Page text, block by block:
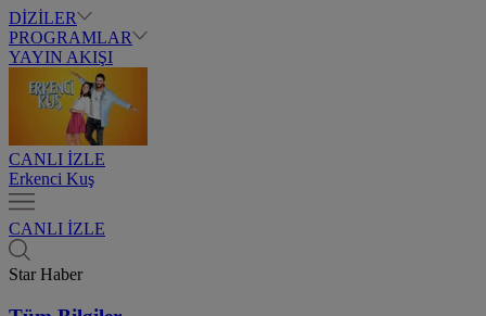
DİZİLER
PROGRAMLAR
YAYIN AKIŞI
CANLI İZLE
Erkenci Kuş
CANLI İZLE
Star Haber